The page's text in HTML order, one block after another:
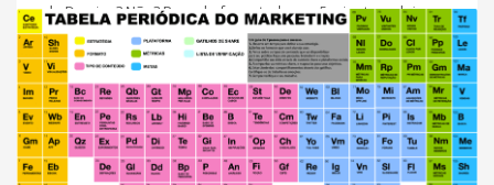
de Deming? Não? Para de fazer tudo por 5 minutos e leia
esse texto. W. Edwards Deming Deming, em 1950, criou e
implementou no Japão um projeto que dita a conduta de
grandes empresas até o dia de hoje. Os fundamentos do
projeto deram origem